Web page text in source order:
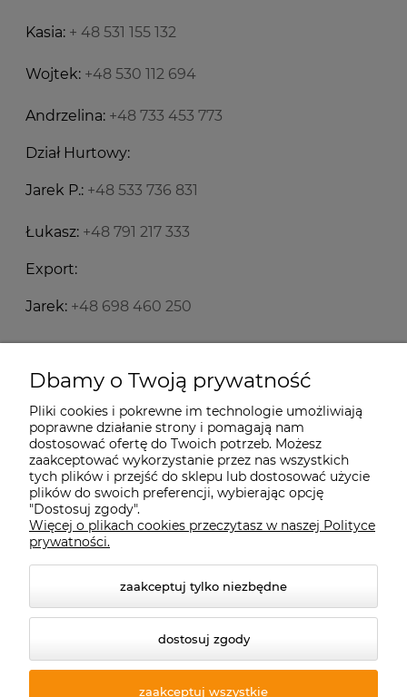
Kasia: + 48 531 155 132
Wojtek: +48 530 112 694
Andrzelina: +48 733 453 773
Dział Hurtowy:
Jarek P.: +48 533 736 831
Łukasz: +48 791 217 333
Export:
Jarek: +48 698 460 250
Starecegly.com
Płatności i dostawa
Moje konto
Informacje
Dbamy o Twoją prywatność
Pliki cookies i pokrewne im technologie umożliwiają
poprawne działanie strony i pomagają nam
dostosować ofertę do Twoich potrzeb. Możesz
zaakceptować wykorzystanie przez nas wszystkich
tych plików i przejść do sklepu lub dostosować użycie
plików do swoich preferencji, wybierając opcję
"Dostosuj zgody".
Więcej o plikach cookies przeczytasz w naszej Polityce
prywatności.
zaakceptuj tylko niezbędne
dostosuj zgody
zaakceptuj wszystkie